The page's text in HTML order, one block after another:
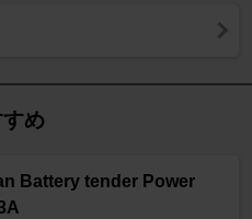
め
Battery tender Power